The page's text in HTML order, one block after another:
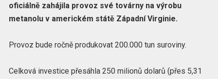
oficiálně zahájila provoz své továrny na výrobu
metanolu v americkém státě Západní Virginie.
Provoz bude ročně produkovat 200.000 tun suroviny.
Celková investice přesáhla 250 milionů dolarů (přes 5,31